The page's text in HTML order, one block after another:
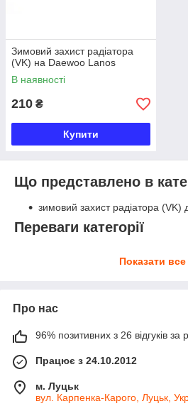
Зимовий захист радіатора
(VK) на Daewoo Lanos
В наявності
210 ₴
Купити
Що представлено в
зимовий захист радіатора
Переваги категорії
позиція є в наявності та
доступна ціна для популярного
можливість замовлення інших
індивідуальний запит
Модельний ряд у
Показати все
Про нас
96% позитивних з 26 відгуків за
Працює з 24.10.2012
м. Луцьк
вул. Карпенка-Карого, Луцьк,